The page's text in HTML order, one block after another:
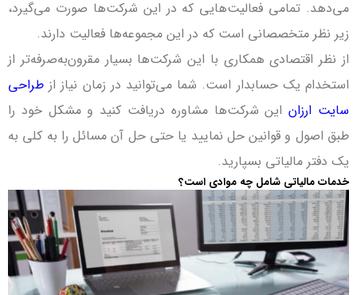
می‌دهد. تمامی فعالیت‌هایی که در این شرکت‌ها صورت می‌گیرد،
زیر نظر متخصصانی است که در این مجموعه‌ها فعالیت دارند.
از نظر اقتصادی همکاری با این شرکت‌ها بسیار مقرون‌به‌صرفه‌تر از
استخدام یک حسابدار است. شما می‌توانید در زمان نیاز از طراحی
سایت ارزاناین شرکت‌ها مشاوره دریافت کنید و مشکل خود را
طبق اصول و قوانین حل نمایید یا حتی حل آن مسائل را به کلی به
یک دفتر مالیاتی بسپارید.
خدمات مالیاتی شامل چه موادی است؟